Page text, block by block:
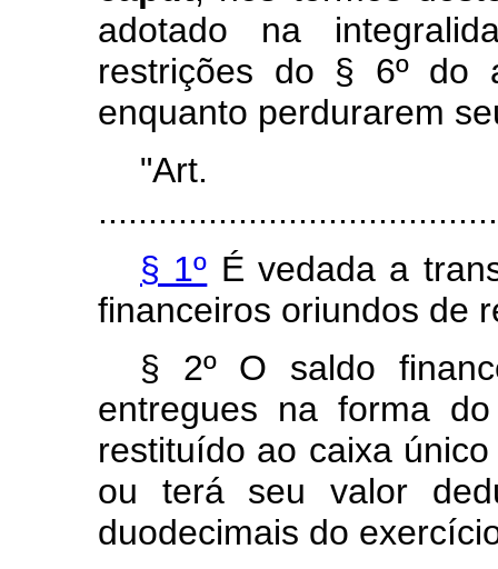
adotado na
restrições do § 6º do
enquanto perdurarem
§ 1º É vedada a
financeiros oriundos de
§ 2º O saldo
entregues na forma
restituído ao caixa
ou terá seu valor
duodecimais do